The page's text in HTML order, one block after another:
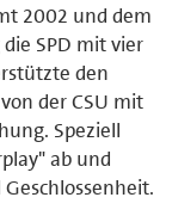
2002 und dem
SPD mit vier
den
der CSU mit
Speziell
ab und